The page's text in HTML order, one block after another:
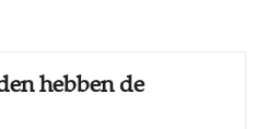
hebben de